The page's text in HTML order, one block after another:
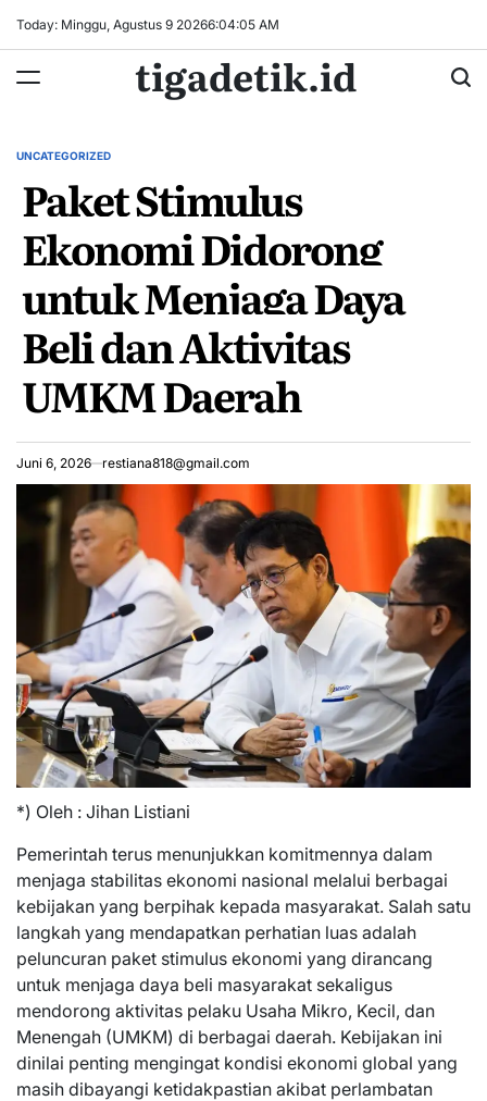
Today: Minggu, Agustus 9 20266:04:06 AM
tigadetik.id
POSTED
UNCATEGORIZED
Paket Stimulus
Ekonomi Didorong
untuk Menjaga Daya
Beli dan Aktivitas
UMKM Daerah
Juni 6, 2026 restiana818@gmail.com
*) Oleh : Jihan Listiani
Pemerintah terus menunjukkan komitmennya dalam
menjaga stabilitas ekonomi nasional melalui berbagai
kebijakan yang berpihak kepada masyarakat. Salah satu
langkah yang mendapatkan perhatian luas adalah
peluncuran paket stimulus ekonomi yang dirancang
untuk menjaga daya beli masyarakat sekaligus
mendorong aktivitas pelaku Usaha Mikro, Kecil, dan
Menengah (UMKM) di berbagai daerah. Kebijakan ini
dinilai penting mengingat kondisi ekonomi global yang
masih dibayangi ketidakpastian akibat perlambatan